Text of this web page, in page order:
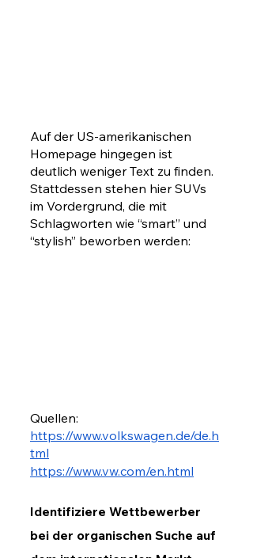
Auf der US-amerikanischen
Homepage hingegen ist
deutlich weniger Text zu finden.
Stattdessen stehen hier SUVs
im Vordergrund, die mit
Schlagworten wie “smart” und
“stylish” beworben werden:
Quellen:
https://www.volkswagen.de/de.h
tml
https://www.vw.com/en.html
Identifiziere Wettbewerber
bei der organischen Suche auf